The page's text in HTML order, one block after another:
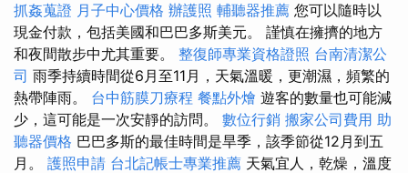
抓姦蒐證 月子中心價格 辦護照 輔聽器推薦 您可以隨時以
現金付款，包括美國和巴巴多斯美元。 謹慎在擁擠的地方
和夜間散步中尤其重要。 整復師專業資格證照 台南清潔公
司 雨季持續時間從6月至11月，天氣溫暖，更潮濕，頻繁的
熱帶陣雨。 台中筋膜刀療程 餐點外燴 遊客的數量也可能減
少，這可能是一次安靜的訪問。 數位行銷 搬家公司費用 助
聽器價格 巴巴多斯的最佳時間是旱季，該季節從12月到五
月。 護照申請 台北記帳士專業推薦 天氣宜人，乾燥，溫度